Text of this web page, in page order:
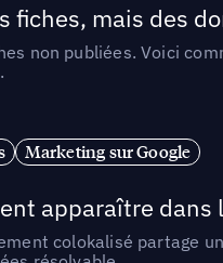
fiches, mais des
non publiées. Voici
Marketing sur Google
apparaître
colokalisé partage